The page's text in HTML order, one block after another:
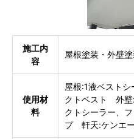
施工内
容
屋根塗装・外壁塗
使用材
料
屋根:1液ベストシ
クトベスト 外壁
クトシーラー、
プ 軒天:ケンエ